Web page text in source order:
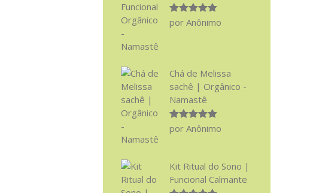
Avaliação5
de 5
por Anônimo
Chá de Melissa
sachê | Orgânico -
Namastê
Avaliação5
de 5
por Anônimo
Kit Ritual do Sono |
Funcional Calmante